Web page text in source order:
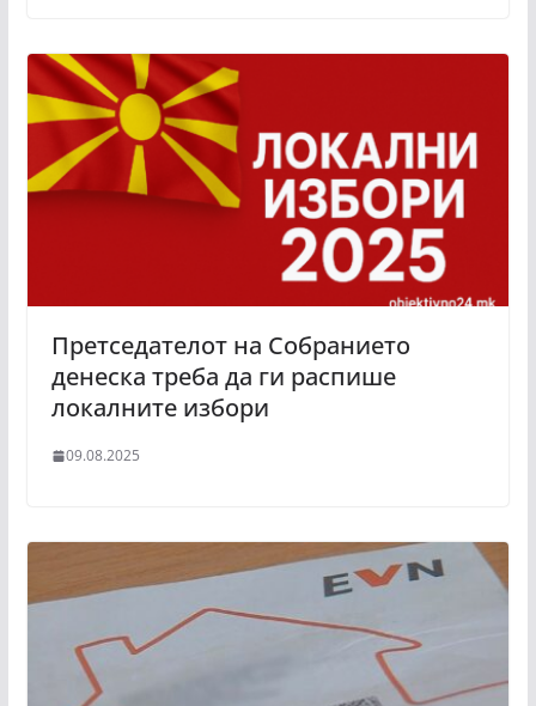
Претседателот на Собранието
денеска треба да ги распише
локалните избори
09.08.2025